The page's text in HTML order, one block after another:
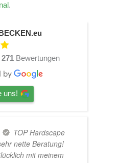
.
271 Bewertungen
uns!
TOP Hardscape
nette Beratung!
mit meinem